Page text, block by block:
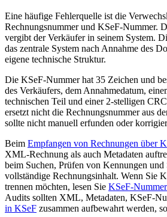
Eine häufige Fehlerquelle ist die
Rechnungsnummer und KSeF-Nummer.
vergibt der Verkäufer in seinem System.
das zentrale System nach Annahme des
eigene technische Struktur.
Die KSeF-Nummer hat 35 Zeichen und
des Verkäufers, dem Annahmedatum,
technischen Teil und einer 2-stelligen
ersetzt nicht die Rechnungsnummer aus
sollte nicht manuell erfunden oder
Beim Empfangen von Rechnungen über
XML-Rechnung als auch Metadaten
beim Suchen, Prüfen von Kennungen und
vollständige Rechnungsinhalt. Wenn Sie
trennen möchten, lesen Sie KSeF-
Audits sollten XML, Metadaten, KSeF-
in KSeF zusammen aufbewahrt werden,